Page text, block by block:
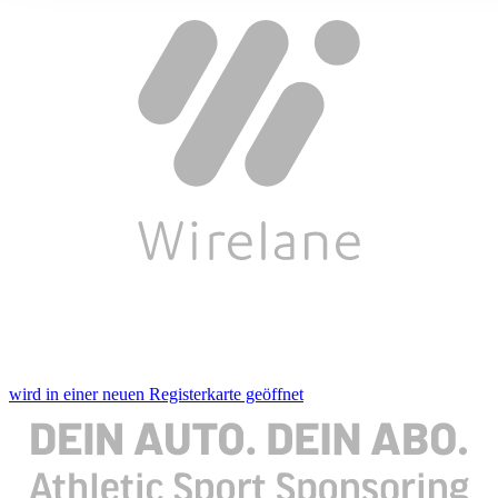
ihnen bereitgestellt haben oder die sie im Rahmen Ihrer
gesammelt haben. Die
Cookie-Einstellungen
Footer aufgerufen und angepasst werden.
wird in einer neuen Registerkarte geöffnet